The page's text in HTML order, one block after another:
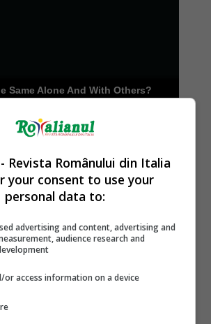
Revista Românului din Italia
your consent to use your
personal data to:
advertising and content, advertising and
audience research and
or access information on a device